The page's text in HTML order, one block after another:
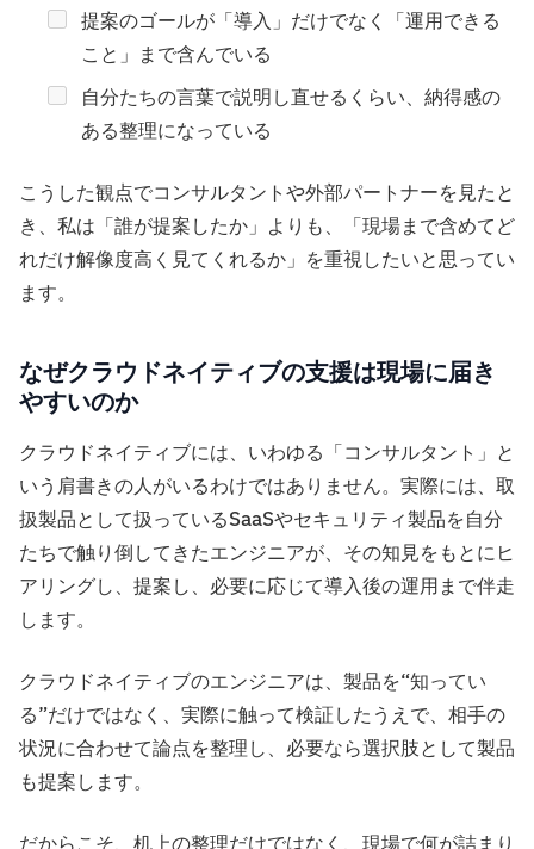
提案のゴールが「導入」だけでなく「運用できる
こと」まで含んでいる
自分たちの言葉で説明し直せるくらい、納得感の
ある整理になっている
こうした観点でコンサルタントや外部パートナーを見たと
き、私は「誰が提案したか」よりも、「現場まで含めてど
れだけ解像度高く見てくれるか」を重視したいと思ってい
ます。
なぜクラウドネイティブの支援は現場に届き
やすいのか
クラウドネイティブには、いわゆる「コンサルタント」と
いう肩書きの人がいるわけではありません。実際には、取
扱製品として扱っているSaaSやセキュリティ製品を自分
たちで触り倒してきたエンジニアが、その知見をもとにヒ
アリングし、提案し、必要に応じて導入後の運用まで伴走
します。
クラウドネイティブのエンジニアは、製品を“知ってい
る”だけではなく、実際に触って検証したうえで、相手の
状況に合わせて論点を整理し、必要なら選択肢として製品
も提案します。